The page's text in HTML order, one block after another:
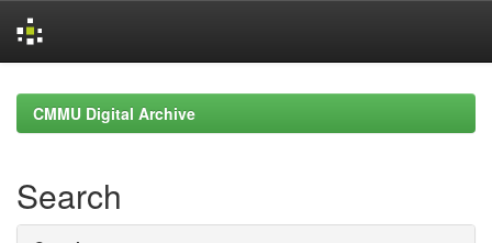
navigationCMMU Digital Archive
Search